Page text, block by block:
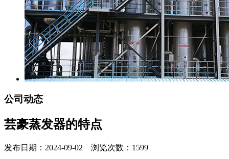
公司动态
芸豪蒸发器的特点
发布日期：2024-09-02 浏览次数：1599